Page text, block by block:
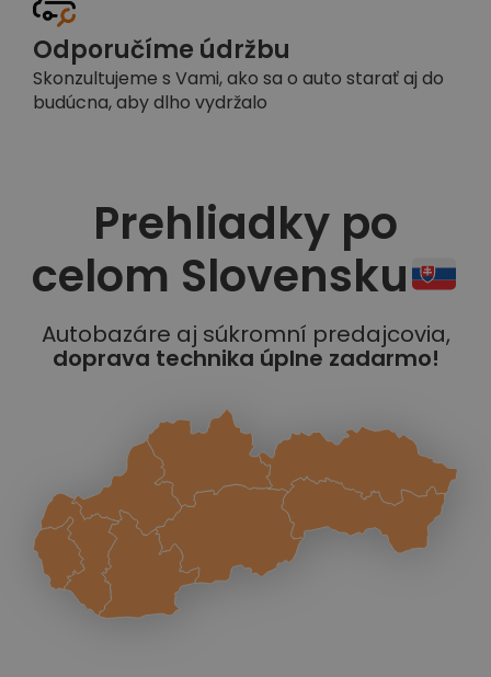
Odporučíme údržbu
Skonzultujeme s Vami, ako sa o auto starať aj do
budúcna, aby dlho vydržalo
Prehliadky po
celom Slovensku
Autobazáre aj súkromní predajcovia,
doprava technika úplne zadarmo!